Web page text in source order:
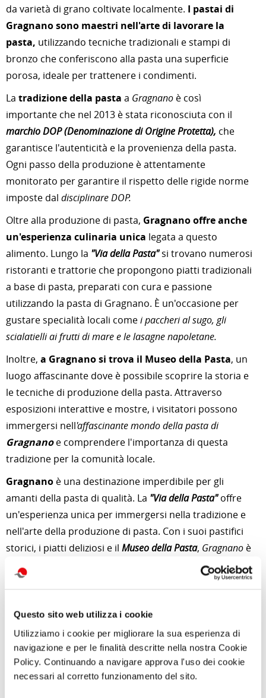
Questo sito web utilizza i cookie
Utilizziamo i cookie per migliorare la sua esperienza di
navigazione e per le finalità descritte nella nostra Cookie
Policy. Continuando a navigare approva l'uso dei cookie
necessari al corretto funzionamento del sito.
da varietà di grano coltivate localmente. I pastai di
Gragnano sono maestri nell'arte di lavorare la
pasta, utilizzando tecniche tradizionali e stampi di
bronzo che conferiscono alla pasta una superficie
porosa, ideale per trattenere i condimenti.
La tradizione della pasta a Gragnano è così
importante che nel 2013 è stata riconosciuta con il
marchio DOP (Denominazione di Origine Protetta), che
garantisce l'autenticità e la provenienza della pasta.
Ogni passo della produzione è attentamente
monitorato per garantire il rispetto delle rigide norme
imposte dal disciplinare DOP.
Oltre alla produzione di pasta, Gragnano offre anche
un'esperienza culinaria unica legata a questo
alimento. Lungo la "Via della Pasta"si trovano numerosi
ristoranti e trattorie che propongono piatti tradizionali
a base di pasta, preparati con cura e passione
utilizzando la pasta di Gragnano. È un'occasione per
gustare specialità locali comei paccheri al sugo, gli
scialatielli ai frutti di mare e le lasagne napoletane.
Inoltre, a Gragnano si trova il Museo della Pasta, un
luogo affascinante dove è possibile scoprire la storia e
le tecniche di produzione della pasta. Attraverso
esposizioni interattive e mostre, i visitatori possono
immergersi nell'affascinante mondo della pasta di
Gragnanoe comprendere l'importanza di questa
tradizione per la comunità locale.
Gragnano è una destinazione imperdibile per gli
amanti della pasta di qualità. La "Via della Pasta"offre
un'esperienza unica per immergersi nella tradizione e
nell'arte della produzione di pasta. Con i suoi pastifici
storici, i piatti deliziosi e il Museo della Pasta, Gragnano è
un luogo che soddisferà i desideri di ogni appassionato
di pasta.
Per approfondimenti e news su quest'attività
Foto diKatiaDelSaviodaPixabay
di Redazione Cralt Magazine
14 Giugno 2023